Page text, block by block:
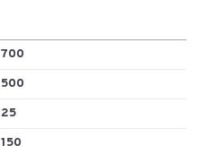
700
500
25
150